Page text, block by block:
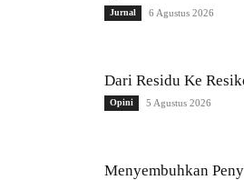
Jurnal 6 Agustus 2026
Dari Residu Ke
Opini 5 Agustus 2026
Menyembuhkan